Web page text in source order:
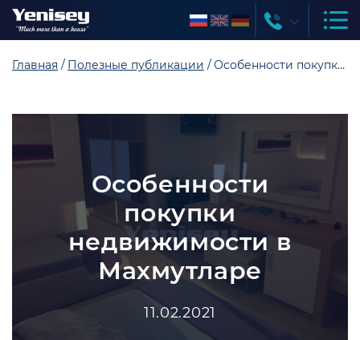
Главная Полезные публикации Особенности покупки недвижимости в Махмутларе
Особенности
покупки
недвижимости в
Махмутларе
11.02.2021